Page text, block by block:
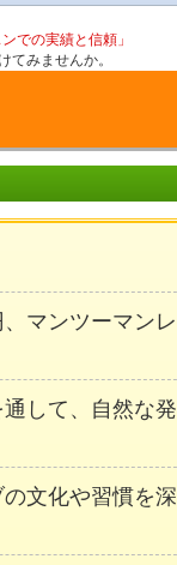
での実績と信頼」
てみませんか。
マンツーマンレ
して、自然な発
文化や習慣を深